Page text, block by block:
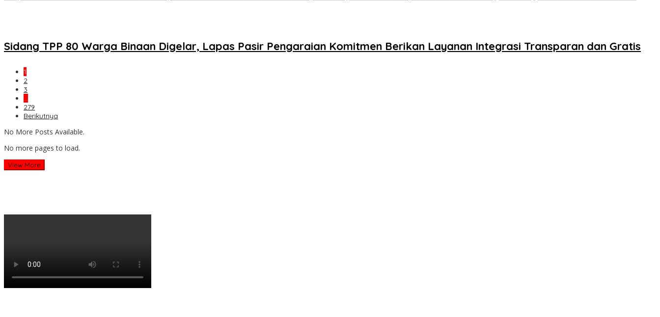
Sidang TPP 80 Warga Binaan Digelar, Lapas Pasir Pengaraian Komitmen Berikan Layanan Integrasi Transparan dan Gratis
1
2
3
…
279
Berikutnya
No More Posts Available.
No more pages to load.
View More